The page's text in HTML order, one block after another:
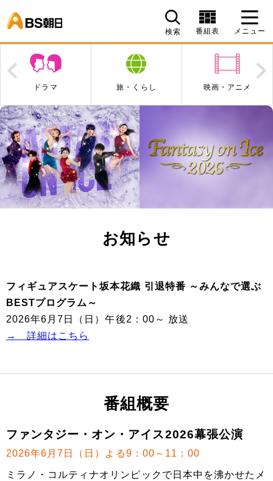
検索 番組表 メニュー
ドラマ 旅・くらし 映画・アニメ
Prev
お知らせ
フィギュアスケート坂本花織 引退特番 ～みんなで選ぶ
BESTプログラム～
2026年6月7日（日）午後2：00～ 放送
→ 詳細はこちら
番組概要
ファンタジー・オン・アイス2026幕張公演
2026年6月7日（日）よる9：00～11：00
ミラノ・コルティナオリンピックで日本中を沸かせたメ